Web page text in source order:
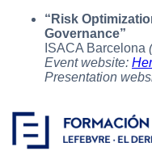
“Risk
Governance”
ISACA Barcelona
Event website:
Presentation